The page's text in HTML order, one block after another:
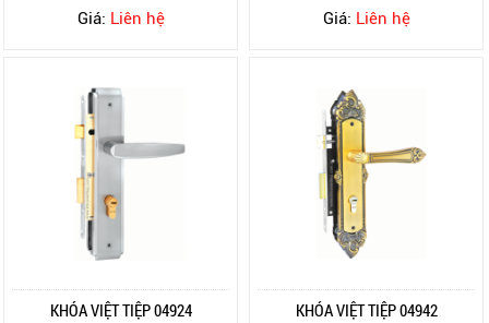
Giá: Liên hệ Giá: Liên hệ
KHÓA VIỆT TIỆP 04924 KHÓA VIỆT TIỆP 04942